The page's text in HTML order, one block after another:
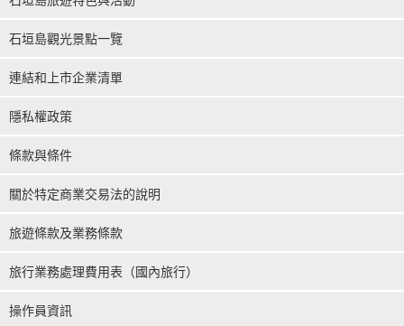
石垣島觀光景點一覽
連結和上市企業清單
隱私權政策
條款與條件
關於特定商業交易法的說明
旅遊條款及業務條款
旅行業務處理費用表（國內旅行）
操作員資訊